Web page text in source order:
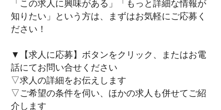
「この求人に興味がある」「もっと詳細な情報が
知りたい」という方は、まずはお気軽にご応募く
ださい！
▼【求人に応募】ボタンをクリック、またはお電
話にてお問い合せください
▽求人の詳細をお伝えします
▽ご希望の条件を伺い、ほかの求人も併せてご紹
介します